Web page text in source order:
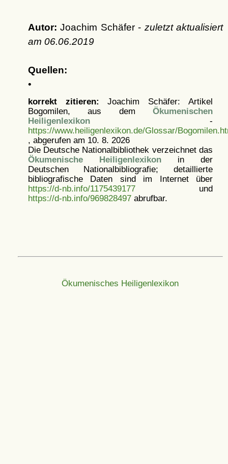
Autor: Joachim Schäfer - zuletzt aktualisiert
am 06.06.2019
Quellen:
•
korrekt zitieren: Joachim Schäfer: Artikel
Bogomilen, aus dem Ökumenischen
Heiligenlexikon-
https://www.heiligenlexikon.de/Glossar/
, abgerufen am 10. 8. 2026
Die Deutsche Nationalbibliothek verzeichnet das
Ökumenische Heiligenlexikonin der
Deutschen Nationalbibliografie; detaillierte
bibliografische Daten sind im Internet über
https://d-nb.info/1175439177und
https://d-nb.info/969828497abrufbar.
Ökumenisches Heiligenlexikon